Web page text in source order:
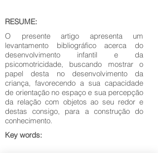
RESUME:
O presente artigo apresenta um
levantamento bibliográfico acerca do
desenvolvimento infantil e da
psicomotricidade, buscando mostrar o
papel desta no desenvolvimento da
criança, favorecendo a sua capacidade
de orientação no espaço e sua percepção
da relação com objetos ao seu redor e
destas consigo, para a construção do
conhecimento.
Key words: